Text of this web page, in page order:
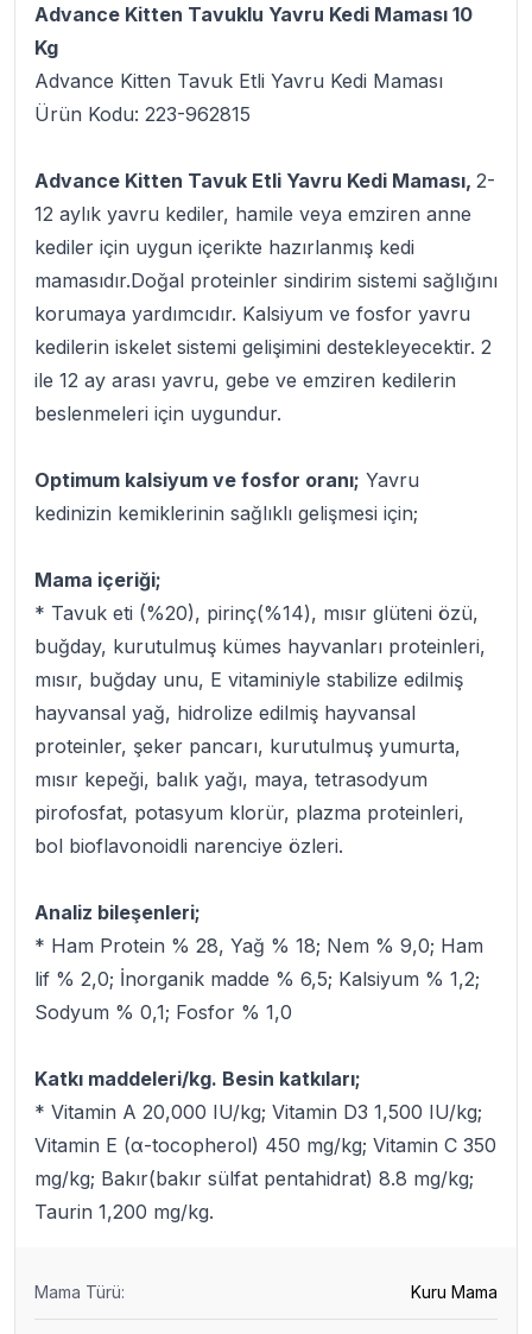
Advance Kitten Tavuklu Yavru Kedi Maması 10
Kg
Advance Kitten Tavuk Etli Yavru Kedi Maması
Ürün Kodu: 223-962815
Advance Kitten Tavuk Etli Yavru Kedi Maması, 2-
12 aylık yavru kediler, hamile veya emziren anne
kediler için uygun içerikte hazırlanmış kedi
mamasıdır.Doğal proteinler sindirim sistemi sağlığını
korumaya yardımcıdır. Kalsiyum ve fosfor yavru
kedilerin iskelet sistemi gelişimini destekleyecektir. 2
ile 12 ay arası yavru, gebe ve emziren kedilerin
beslenmeleri için uygundur.
Optimum kalsiyum ve fosfor oranı; Yavru
kedinizin kemiklerinin sağlıklı gelişmesi için;
Mama içeriği;
* Tavuk eti (%20), pirinç(%14), mısır glüteni özü,
buğday, kurutulmuş kümes hayvanları proteinleri,
mısır, buğday unu, E vitaminiyle stabilize edilmiş
hayvansal yağ, hidrolize edilmiş hayvansal
proteinler, şeker pancarı, kurutulmuş yumurta,
mısır kepeği, balık yağı, maya, tetrasodyum
pirofosfat, potasyum klorür, plazma proteinleri,
bol bioflavonoidli narenciye özleri.
Analiz bileşenleri;
* Ham Protein % 28, Yağ % 18; Nem % 9,0; Ham
lif % 2,0; İnorganik madde % 6,5; Kalsiyum % 1,2;
Sodyum % 0,1; Fosfor % 1,0
Katkı maddeleri/kg. Besin katkıları;
* Vitamin A 20,000 IU/kg; Vitamin D3 1,500 IU/kg;
Vitamin E (α-tocopherol) 450 mg/kg; Vitamin C 350
mg/kg; Bakır(bakır sülfat pentahidrat) 8.8 mg/kg;
Taurin 1,200 mg/kg.
Mama Türü: Kuru Mama